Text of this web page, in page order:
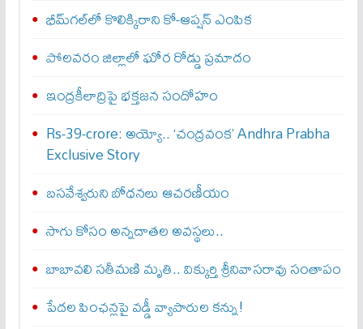
భీమ్‌గల్‌లో కొలిక్కిరాని కో-ఆప్షన్‌ ఎంపిక
పోలవరం జిల్లాలో ఘోర రోడ్డు ప్రమాదం
ఇంద్రకీలాద్రిపై భక్తజన సందోహం
Rs-39-crore: అయ్యో.. ‘చంద్రవంక’ Andhra Prabha
Exclusive Story
బసవేశ్వరుని బోధనలు ఆచరణీయం
సాగు కోసం అన్నదాతల అవస్థలు..
బాబావలి సతీమణి మృతి.. విక్కుర్తి శ్రీనివాసరావు సంతాపం
పేదల పింఛన్లపై వడ్డీ వ్యాపారుల కన్ను!